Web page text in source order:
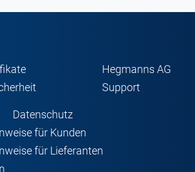
Hegmanns AG
Support
Datenschutz
für Kunden
für Lieferanten